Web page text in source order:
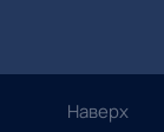
Наверх